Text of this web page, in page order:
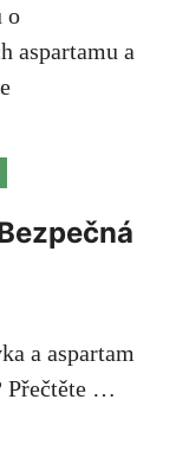
o
‌aspartamu a
a aspartam
Přečtěte …